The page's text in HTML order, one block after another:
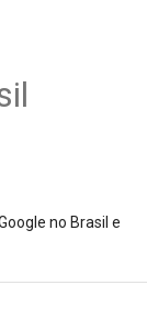
no Brasil e